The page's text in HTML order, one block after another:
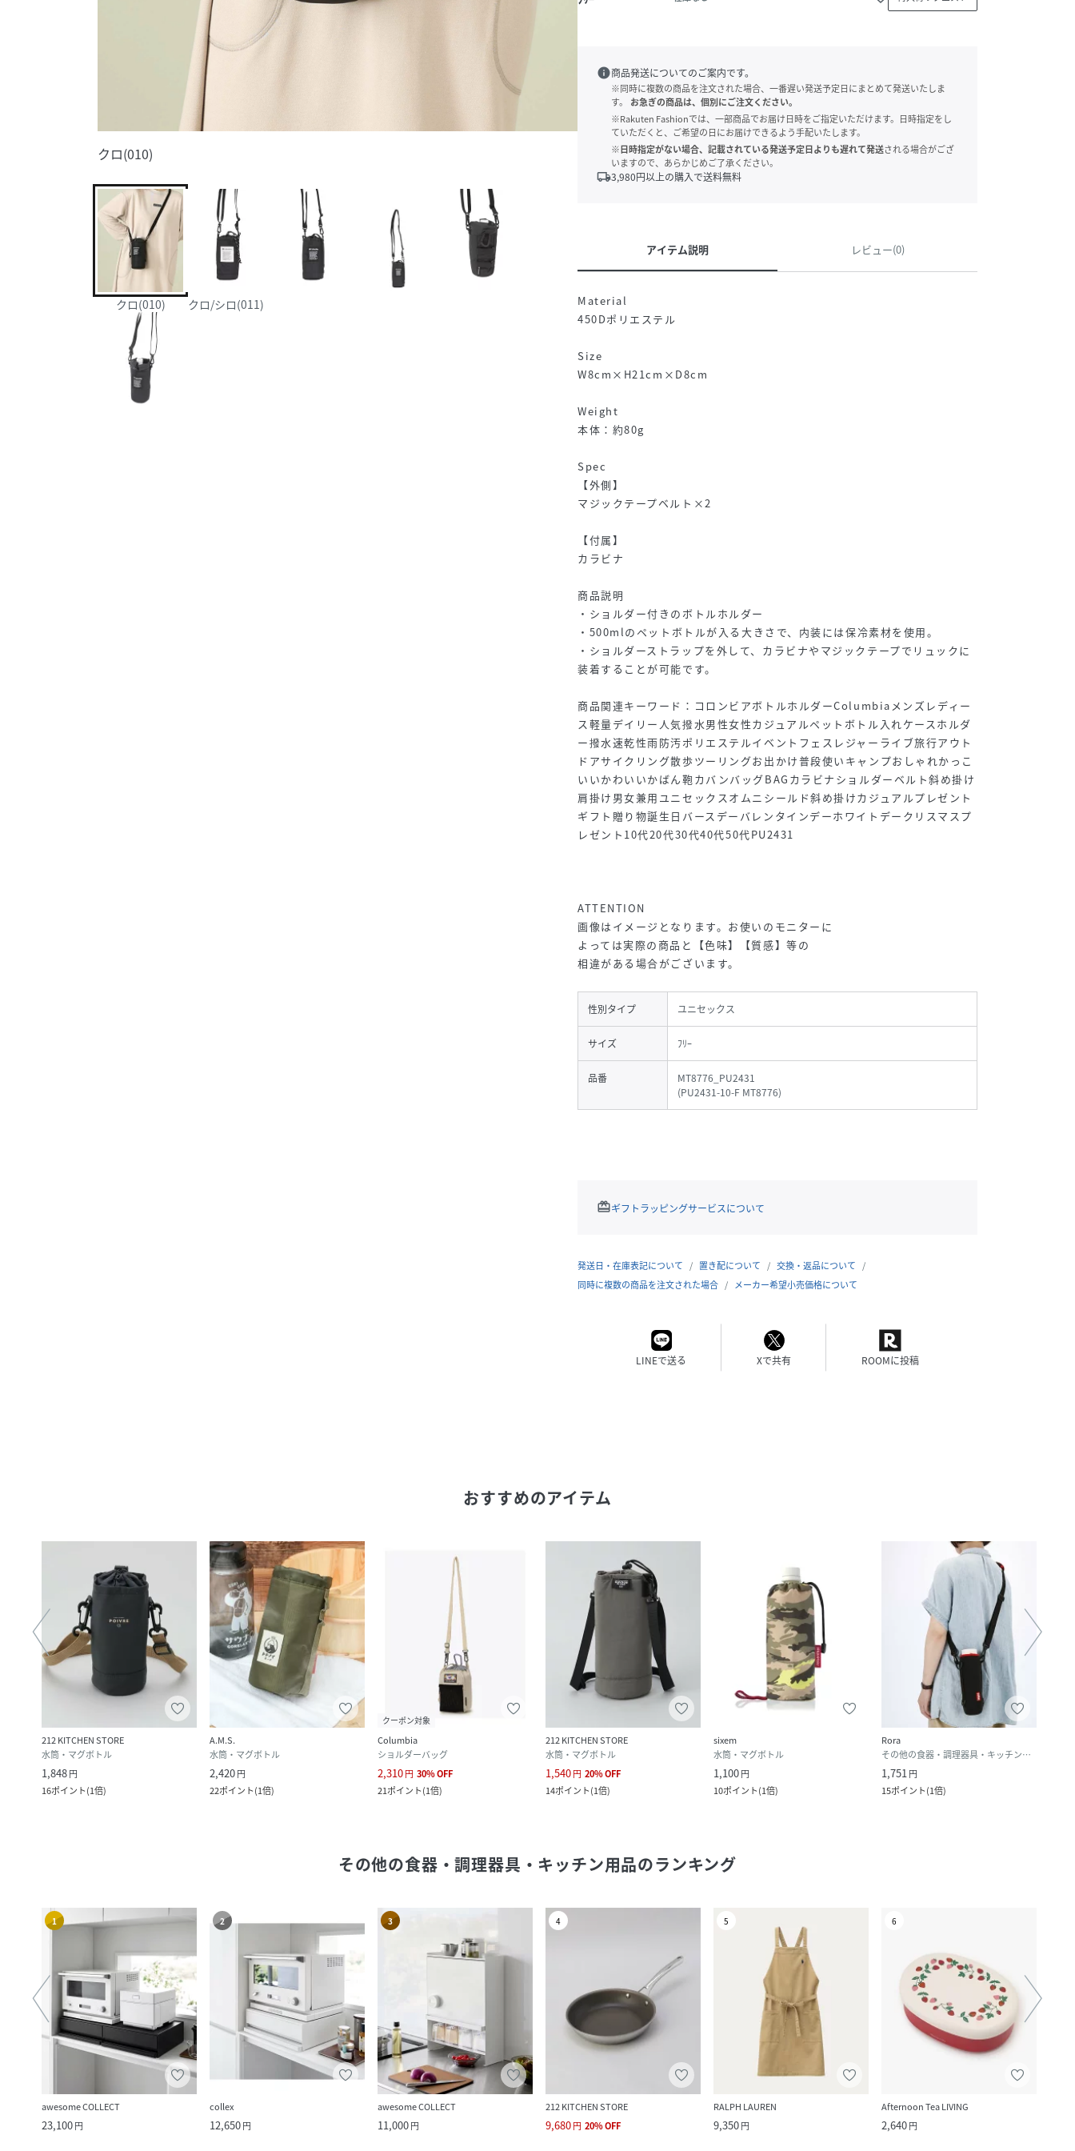
クロ(010)
クロ(010) クロ/シロ(011)
info商品発送についてのご案内です。
※同時に複数の商品を注文された場合、一番遅い発送予定日にまとめて発送いたしま
す。
お急ぎの商品は、個別にご注文ください。
※Rakuten Fashionでは、一部商品でお届け日時をご指定いただけます。日時指定をし
ていただくと、ご希望の日にお届けできるよう手配いたします。
※日時指定がない場合、記載されている発送予定日よりも遅れて発送される場合がござ
いますので、あらかじめご了承ください。
local_shipping3,980円以上の購入で送料無料
アイテム説明 レビュー(0)
Material
450Dポリエステル
Size
W8cm×H21cm×D8cm
Weight
本体：約80g
Spec
【外側】
マジックテープベルト×2
【付属】
カラビナ
商品説明
・ショルダー付きのボトルホルダー
・500mlのペットボトルが入る大きさで、内装には保冷素材を使用。
・ショルダーストラップを外して、カラビナやマジックテープでリュックに
装着することが可能です。
商品関連キーワード：コロンビアボトルホルダーColumbiaメンズレディー
ス軽量デイリー人気撥水男性女性カジュアルペットボトル入れケースホルダ
ー撥水速乾性雨防汚ポリエステルイベントフェスレジャーライブ旅行アウト
ドアサイクリング散歩ツーリングお出かけ普段使いキャンプおしゃれかっこ
いいかわいいかばん鞄カバンバッグBAGカラビナショルダーベルト斜め掛け
肩掛け男女兼用ユニセックスオムニシールド斜め掛けカジュアルプレゼント
ギフト贈り物誕生日バースデーバレンタインデーホワイトデークリスマスプ
レゼント10代20代30代40代50代PU2431
ATTENTION
画像はイメージとなります。お使いのモニターに
よっては実際の商品と【色味】【質感】等の
相違がある場合がございます。
性別タイプ ユニセックス
サイズ ﾌﾘｰ
品番
MT8776_PU2431
(PU2431-10-F MT8776)
redeemギフトラッピングサービスについて
発送日・在庫表記について 置き配について
交換・返品について
同時に複数の商品を注文された場合
メーカー希望小売価格について
LINEで送る Xで共有 ROOMに投稿
おすすめのアイテム
212 KITCHEN STORE
水筒・マグボトル
1,848円
16ポイント(1倍)
A.M.S.
水筒・マグボトル
2,420円
22ポイント(1倍)
クーポン対象
Columbia
ショルダーバッグ
2,310円 30%OFF
21ポイント(1倍)
212 KITCHEN STORE
水筒・マグボトル
1,540円 20%OFF
14ポイント(1倍)
sixem
水筒・マグボトル
1,100円
10ポイント(1倍)
Rora
その他の食器・調理器具・キッチン用品
1,751円
15ポイント(1倍)
その他の食器・調理器具・キッチン用品のランキング
1
awesome COLLECT
23,100円
2
collex
12,650円
3
awesome COLLECT
11,000円
4
212 KITCHEN STORE
9,680円 20%OFF
5
RALPH LAUREN
9,350円
6
Afternoon Tea LIVING
2,640円